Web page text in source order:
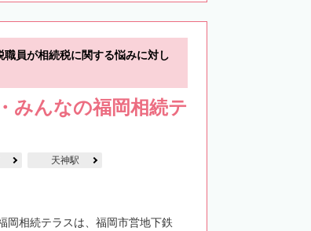
職員が相続税に関する悩みに対し
みんなの福岡相続テ
天神駅
岡相続テラスは、福岡市営地下鉄